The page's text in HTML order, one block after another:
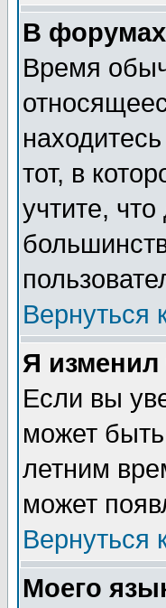
В
Время
тот, в
учтите,
Вернуться
Я изменил
Если вы
может
летним
может
Вернуться
Моего